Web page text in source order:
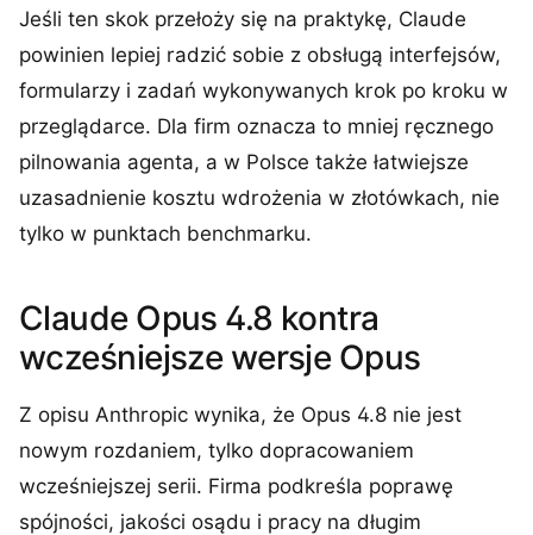
Jeśli ten skok przełoży się na praktykę, Claude
powinien lepiej radzić sobie z obsługą interfejsów,
formularzy i zadań wykonywanych krok po kroku w
przeglądarce. Dla firm oznacza to mniej ręcznego
pilnowania agenta, a w Polsce także łatwiejsze
uzasadnienie kosztu wdrożenia w złotówkach, nie
tylko w punktach benchmarku.
Claude Opus 4.8 kontra
wcześniejsze wersje Opus
Z opisu Anthropic wynika, że Opus 4.8 nie jest
nowym rozdaniem, tylko dopracowaniem
wcześniejszej serii. Firma podkreśla poprawę
spójności, jakości osądu i pracy na długim